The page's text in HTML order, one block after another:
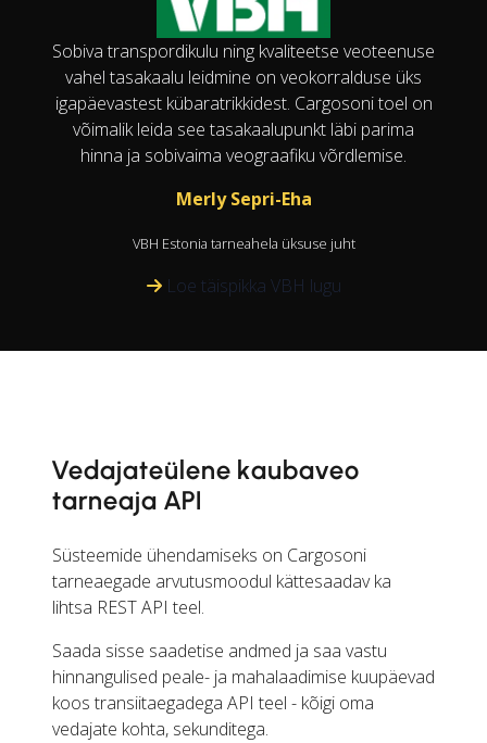
Sobiva transpordikulu ning kvaliteetse veoteenuse
vahel tasakaalu leidmine on veokorralduse üks
igapäevastest kübaratrikkidest. Cargosoni toel on
võimalik leida see tasakaalupunkt läbi parima
hinna ja sobivaima veograafiku võrdlemise.
Merly Sepri-Eha
VBH Estonia tarneahela üksuse juht
Loe täispikka VBH lugu
Vedajateülene kaubaveo
tarneaja API
Süsteemide ühendamiseks on Cargosoni
tarneaegade arvutusmoodul kättesaadav ka
lihtsa REST API teel.
Saada sisse saadetise andmed ja saa vastu
hinnangulised peale- ja mahalaadimise kuupäevad
koos transiitaegadega API teel - kõigi oma
vedajate kohta, sekunditega.